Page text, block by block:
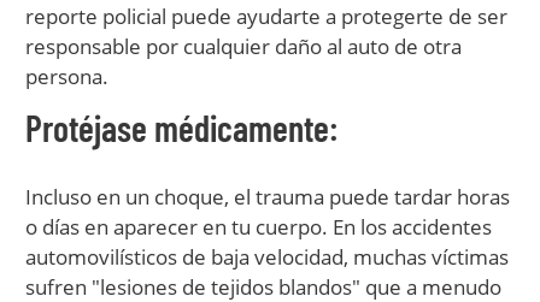
reporte policial puede ayudarte a protegerte de ser
responsable por cualquier daño al auto de otra
persona.
Protéjase médicamente:
Incluso en un choque, el trauma puede tardar horas
o días en aparecer en tu cuerpo. En los accidentes
automovilísticos de baja velocidad, muchas víctimas
sufren "lesiones de tejidos blandos" que a menudo